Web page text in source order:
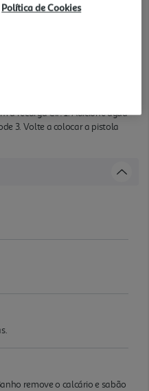
foi desenvolvido para as
remoção de calcário e sabão
e um agente
este spray tem um
a recarga Cif! 1. Adicione água
3. Volte a colocar a pistola
remove o calcário e sabão
Política de Cookies